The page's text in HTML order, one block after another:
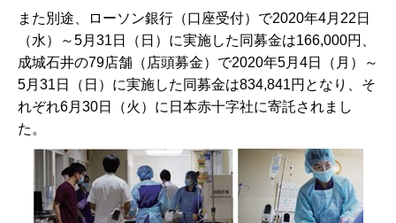
また別途、ローソン銀行（口座受付）で2020年4月22日
（水）～5月31日（日）に実施した同募金は166,000円、
成城石井の79店舗（店頭募金）で2020年5月4日（月）～
5月31日（日）に実施した同募金は834,841円となり、そ
れぞれ6月30日（火）に日本赤十字社に寄託されまし
た。